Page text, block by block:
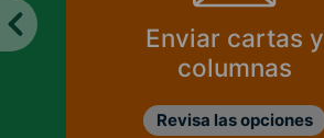
Enviar cartas y
columnas
Revisa las opciones